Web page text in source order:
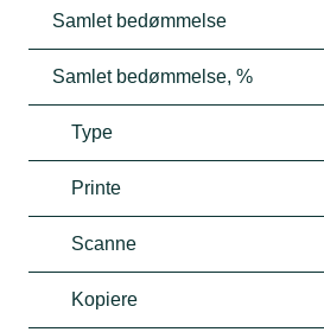
Samlet bedømmelse
Samlet bedømmelse, %
Type
Printe
Scanne
Kopiere